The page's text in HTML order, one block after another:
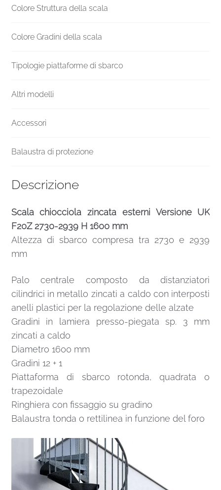
1600
quantità
Colore Struttura della scala
Colore Gradini della scala
Tipologie piattaforme di sbarco
Altri modelli
Accessori
Balaustra di protezione
Descrizione
Scala chiocciola zincata esterni Versione UK
F20Z 2730-2939 H 1600 mm
Altezza di sbarco compresa tra 2730 e 2939
mm
Palo centrale composto da distanziatori
cilindrici in metallo zincati a caldo con interposti
anelli plastici per la regolazione delle alzate
Gradini in lamiera presso-piegata sp. 3 mm
zincati a caldo
Diametro 1600 mm
Gradini 12 + 1
Piattaforma di sbarco rotonda, quadrata o
trapezoidale
Ringhiera con fissaggio su gradino
Balaustra tonda o rettilinea in funzione del foro